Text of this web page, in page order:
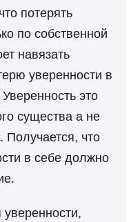
потерять
по собственной
навязать
уверенности в
это
существа а не
Получается, что
в себе должно